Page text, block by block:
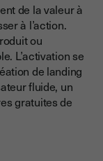
de la valeur à
à l’action.
ou
L’activation se
de landing
fluide, un
gratuites de